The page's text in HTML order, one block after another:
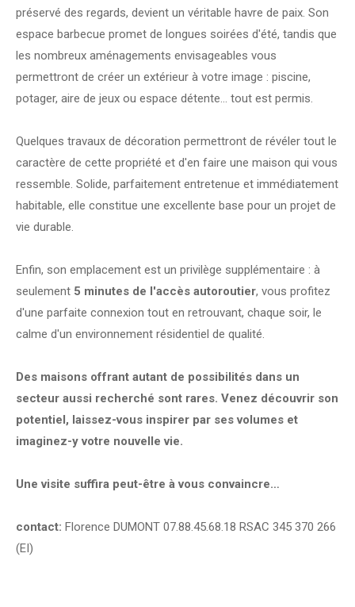
préservé des regards, devient un véritable havre de paix. Son
espace barbecue promet de longues soirées d'été, tandis que
les nombreux aménagements envisageables vous
permettront de créer un extérieur à votre image : piscine,
potager, aire de jeux ou espace détente... tout est permis.
Quelques travaux de décoration permettront de révéler tout le
caractère de cette propriété et d'en faire une maison qui vous
ressemble. Solide, parfaitement entretenue et immédiatement
habitable, elle constitue une excellente base pour un projet de
vie durable.
Enfin, son emplacement est un privilège supplémentaire : à
seulement 5 minutes de l'accès autoroutier, vous profitez
d'une parfaite connexion tout en retrouvant, chaque soir, le
calme d'un environnement résidentiel de qualité.
Des maisons offrant autant de possibilités dans un
secteur aussi recherché sont rares. Venez découvrir son
potentiel, laissez-vous inspirer par ses volumes et
imaginez-y votre nouvelle vie.
Une visite suffira peut-être à vous convaincre…
contact: Florence DUMONT 07.88.45.68.18 RSAC 345 370 266
(EI)